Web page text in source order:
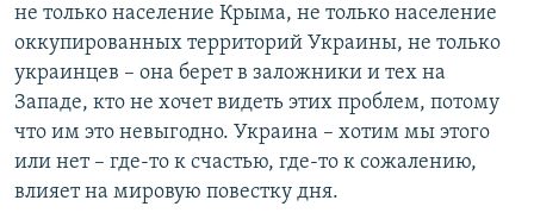
не только население Крыма, не только население
оккупированных территорий Украины, не только
украинцев – она берет в заложники и тех на
Западе, кто не хочет видеть этих проблем, потому
что им это невыгодно. Украина – хотим мы этого
или нет – где-то к счастью, где-то к сожалению,
влияет на мировую повестку дня.